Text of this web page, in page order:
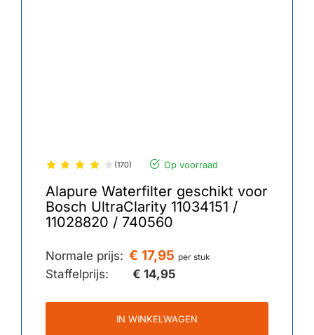
(170) Op voorraad
Alapure Waterfilter geschikt voor
Bosch UltraClarity 11034151 /
11028820 / 740560
Normale prijs: € 17,95 per stuk
Staffelprijs: € 14,95
IN WINKELWAGEN